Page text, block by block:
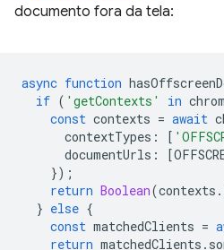
documento fora da tela:
async function
if ( 'getContexts' in
const contexts = await
contextTypes : [
documentUrls : [
});
return Boolean(contexts .
} else {
const matchedClients =
return matchedClients .